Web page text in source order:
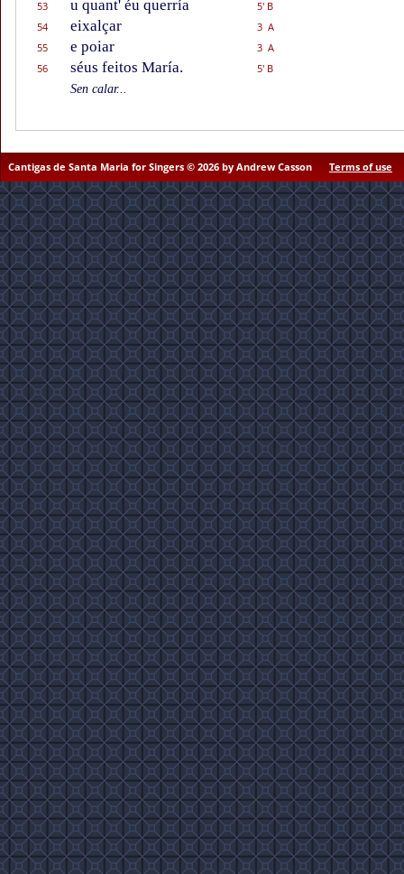
53 u quant' éu querría
5' B
54
eixalçar
3 A
55
e poiar
3 A
56
séus feitos María.
5' B
Sen calar...
Cantigas de Santa Maria for Singers © 2026 by Andrew Casson Terms of use